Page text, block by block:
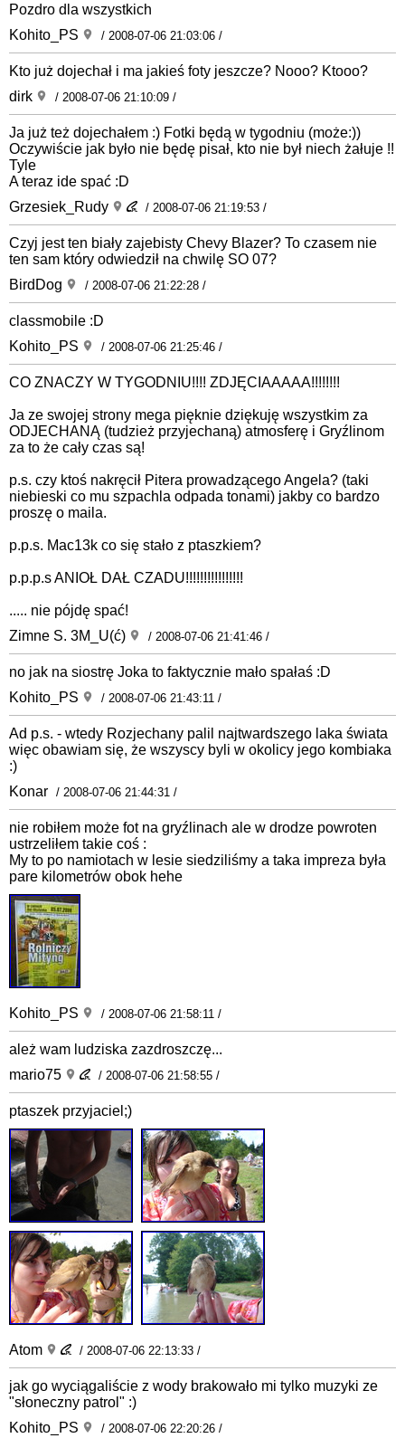
Pozdro dla wszystkich
Kohito_PS
/ 2008-07-06 21:03:06 /
Kto już dojechał i ma jakieś foty jeszcze? Nooo? Ktooo?
dirk
/ 2008-07-06 21:10:09 /
Ja już też dojechałem :) Fotki będą w tygodniu (może:))
Oczywiście jak było nie będę pisał, kto nie był niech żałuje !!
Tyle
A teraz ide spać :D
Grzesiek_Rudy
/ 2008-07-06 21:19:53 /
Czyj jest ten biały zajebisty Chevy Blazer? To czasem nie
ten sam który odwiedził na chwilę SO 07?
BirdDog
/ 2008-07-06 21:22:28 /
classmobile :D
Kohito_PS
/ 2008-07-06 21:25:46 /
CO ZNACZY W TYGODNIU!!!! ZDJĘCIAAAAA!!!!!!!!
Ja ze swojej strony mega pięknie dziękuję wszystkim za
ODJECHANĄ (tudzież przyjechaną) atmosferę i Gryźlinom
za to że cały czas są!
p.s. czy ktoś nakręcił Pitera prowadzącego Angela? (taki
niebieski co mu szpachla odpada tonami) jakby co bardzo
proszę o maila.
p.p.s. Mac13k co się stało z ptaszkiem?
p.p.p.s ANIOŁ DAŁ CZADU!!!!!!!!!!!!!!!!
..... nie pójdę spać!
Zimne S. 3M_U(ć)
/ 2008-07-06 21:41:46 /
no jak na siostrę Joka to faktycznie mało spałaś :D
Kohito_PS
/ 2008-07-06 21:43:11 /
Ad p.s. - wtedy Rozjechany palil najtwardszego laka świata
więc obawiam się, że wszyscy byli w okolicy jego kombiaka
:)
Konar / 2008-07-06 21:44:31 /
nie robiłem może fot na gryźlinach ale w drodze powroten
ustrzeliłem takie coś :
My to po namiotach w lesie siedziliśmy a taka impreza była
pare kilometrów obok hehe
Kohito_PS / 2008-07-06 21:58:11 /
ależ wam ludziska zazdroszczę...
mario75
/ 2008-07-06 21:58:55 /
ptaszek przyjaciel;)
Atom / 2008-07-06 22:13:33 /
jak go wyciągaliście z wody brakowało mi tylko muzyki ze
"słoneczny patrol" :)
Kohito_PS
/ 2008-07-06 22:20:26 /